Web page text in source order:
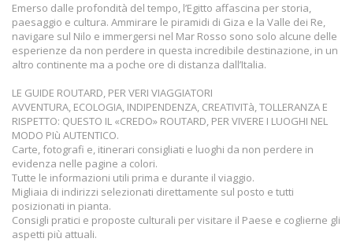
Emerso dalle profondità del tempo, l’Egitto affascina per storia,
paesaggio e cultura. Ammirare le piramidi di Giza e la Valle dei Re,
navigare sul Nilo e immergersi nel Mar Rosso sono solo alcune delle
esperienze da non perdere in questa incredibile destinazione, in un
altro continente ma a poche ore di distanza dall’Italia.
LE GUIDE ROUTARD, PER VERI VIAGGIATORI
AVVENTURA, ECOLOGIA, INDIPENDENZA, CREATIVITà, TOLLERANZA E
RISPETTO: QUESTO IL «CREDO» ROUTARD, PER VIVERE I LUOGHI NEL
MODO PIù AUTENTICO.
Carte, fotografi e, itinerari consigliati e luoghi da non perdere in
evidenza nelle pagine a colori.
Tutte le informazioni utili prima e durante il viaggio.
Migliaia di indirizzi selezionati direttamente sul posto e tutti
posizionati in pianta.
Consigli pratici e proposte culturali per visitare il Paese e coglierne gli
aspetti più attuali.